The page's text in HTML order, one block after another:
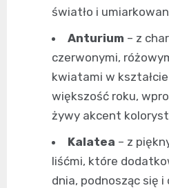
światło i
Anturium – z
czerwonymi,
kwiatami w
większość roku,
żywy akcent
Kalatea – z
liśćmi, które
dnia, podnosząc się